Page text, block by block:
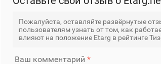
Пожалуйста, оставляйте развёрнутые
пользователям узнать от том, как
влияют на положение Etarg в рейтинге
Ваш комментарий